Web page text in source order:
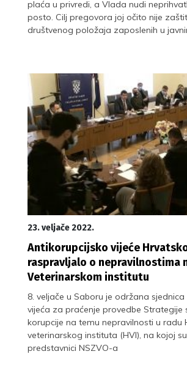
plaća u privredi, a Vlada nudi
posto. Cilj pregovora joj očito nije
društvenog položaja zaposlenih u
23. veljače 2022.
Antikorupcijsko vijeće
raspravljalo o nepravilnostima
Veterinarskom institutu
8. veljače u Saboru je održana
vijeća za praćenje provedbe Strategije
korupcije na temu nepravilnosti u radu
veterinarskog instituta (HVI), na kojoj
predstavnici NSZVO-a